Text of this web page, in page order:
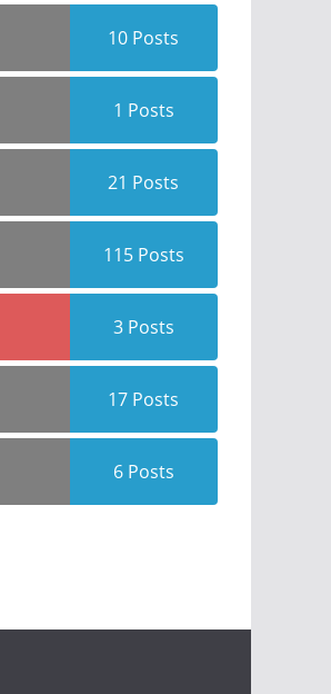
10 Posts
1 Posts
21 Posts
115 Posts
3 Posts
17 Posts
6 Posts